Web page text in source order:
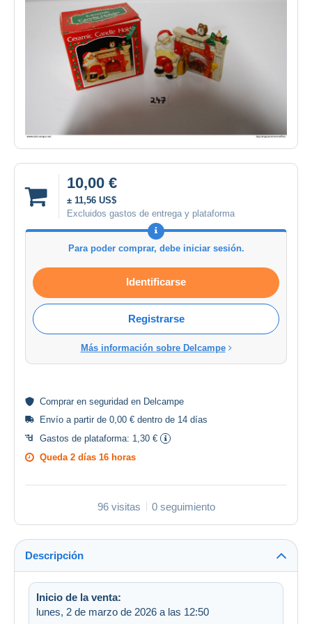
10,00 €
± 11,56 US$
Excluidos gastos de entrega y plataforma
Para poder comprar, debe iniciar sesión.
Identificarse
Registrarse
Más información sobre Delcampe
Comprar en seguridad en Delcampe
Envío a partir de 0,00 € dentro de 14 días
Gastos de plataforma: 1,30 €
Queda 2 días 16 horas
96 visitas 0 seguimiento
Descripción
Inicio de la venta:
lunes, 2 de marzo de 2026 a las 12:50